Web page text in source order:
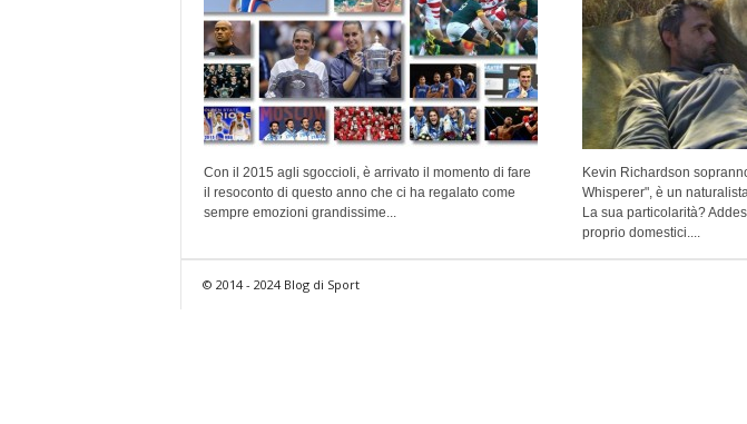
Con il 2015 agli sgoccioli, è arrivato il momento di fare
il resoconto di questo anno che ci ha regalato come
sempre emozioni grandissime...
Kevin Richardson
Whisperer", è un
La sua particolarità?
proprio domestici....
© 2014 - 2024 Blog di Sport